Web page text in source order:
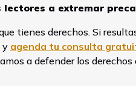
lectores a extremar
tienes derechos. Si
y agenda tu consulta
a defender los derechos